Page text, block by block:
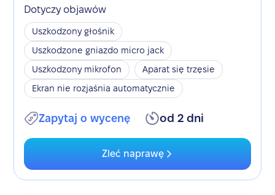
Dotyczy objawów
Uszkodzony głośnik
Uszkodzone gniazdo micro jack
Uszkodzony mikrofon
Aparat się trzęsie
Ekran nie rozjaśnia automatycznie
Zapytaj o wycenę od 2 dni
Zleć naprawę